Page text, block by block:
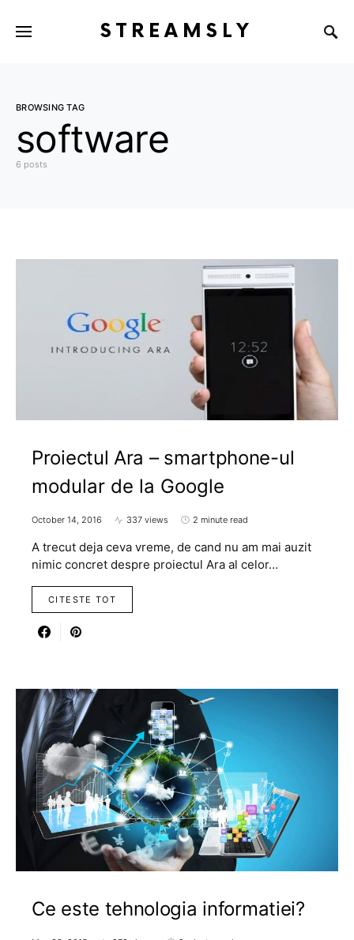
STREAMSLY
BROWSING TAG
software
6 posts
Proiectul Ara – smartphone-ul
modular de la Google
October 14, 2016 337 views 2 minute read
A trecut deja ceva vreme, de cand nu am mai auzit
nimic concret despre proiectul Ara al celor…
CITESTE TOT
Ce este tehnologia informatiei?